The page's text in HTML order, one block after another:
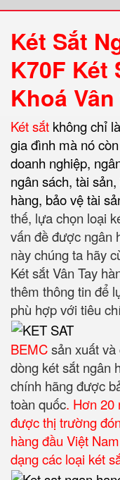
Két Sắt
K70F Két
Khoá
Két sắt không chỉ
gia đình mà nó
doanh nghiệp,
ngân sách, tài
hàng, bảo vệ tài
thế, lựa chọn loại
vấn đề được ngân
này chúng ta hãy
Két sắt Vân Tay
thêm thông tin để
phù hợp với tiêu
BEMCsản xuất
dòng két sắt ngân
chính hãng được
toàn quốc. Hơn 20
được thị trường
hàng đầu Việt
dạng các loại két